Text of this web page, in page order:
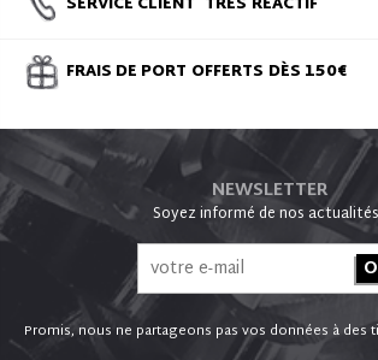
FRAIS DE PORT OFFERTS DÈS 150€
NEWSLETTER
Soyez informé de nos
Promis, nous ne partageons pas vos données à des